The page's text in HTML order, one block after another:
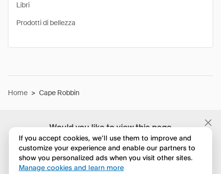
Would you like to view this page
in English?
No, continua a esplorare
Libri
Prodotti di bellezza
Home > Cape Robbin
If you accept cookies, we’ll use them to improve and
customize your experience and enable our partners to
show you personalized ads when you visit other sites.
Manage cookies and learn more